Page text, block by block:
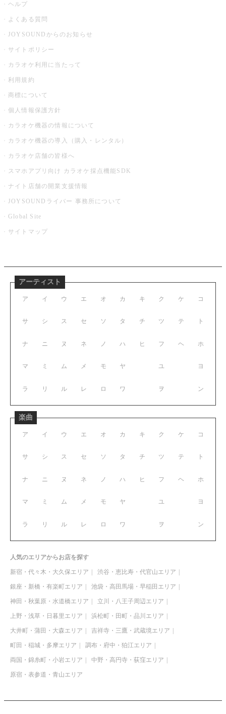
ヘルプ
よくある質問
JOYSOUNDからのお知らせ
サイトポリシー
カラオケ利用に当たって
利用規約
商標について
個人情報保護方針
カラオケ機器の情報について
カラオケ機器の導入（購入・レンタル）
カラオケ店舗の皆様へ
スマホアプリ向け カラオケ採点機能SDK
ナイト店舗の開業支援情報
JOYSOUNDライバー 事務所について
Global Site
サイトマップ
アーティスト
ア イ ウ エ オ
サ シ ス セ ソ
ナ ニ ヌ ネ ノ
マ ミ ム メ モ
ラ リ ル レ ロ
カ キ ク ケ コ
タ チ ツ テ ト
ハ ヒ フ ヘ ホ
ヤ ユ ヨ
ワ ヲ ン
楽曲
ア イ ウ エ オ
サ シ ス セ ソ
ナ ニ ヌ ネ ノ
マ ミ ム メ モ
ラ リ ル レ ロ
カ キ ク ケ コ
タ チ ツ テ ト
ハ ヒ フ ヘ ホ
ヤ ユ ヨ
ワ ヲ ン
人気のエリアからお店を探す
新宿・代々木・大久保エリア 渋谷・恵比寿・代官山エリア
銀座・新橋・有楽町エリア 池袋・高田馬場・早稲田エリア
神田・秋葉原・水道橋エリア 立川・八王子周辺エリア
上野・浅草・日暮里エリア 浜松町・田町・品川エリア
大井町・蒲田・大森エリア 吉祥寺・三鷹・武蔵境エリア
町田・稲城・多摩エリア 調布・府中・狛江エリア
両国・錦糸町・小岩エリア 中野・高円寺・荻窪エリア
原宿・表参道・青山エリア